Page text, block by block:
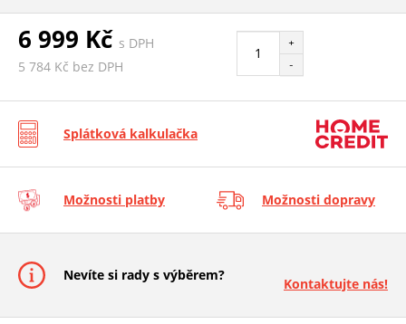
6 999 Kč s DPH
5 784 Kč bez DPH
+
-
Splátková kalkulačka
Možnosti platby Možnosti dopravy
Nevíte si rady s výběrem?
Kontaktujte nás!